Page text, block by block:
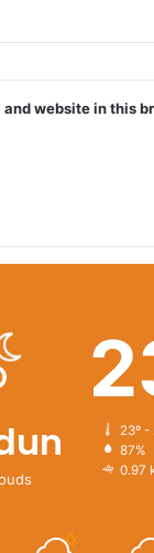
website in this
23º -
87%
0.97